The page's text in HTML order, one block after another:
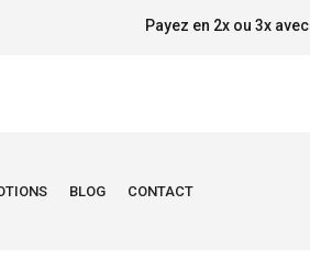
Payez en 2x ou 3x avec
BLOG CONTACT